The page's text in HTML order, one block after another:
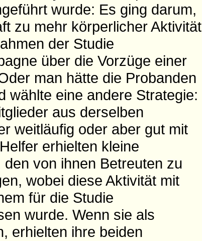
wurde: Es ging darum,
zu mehr körperlicher Aktivität
der Studie
über die Vorzüge einer
man hätte die Probanden
wählte eine andere Strategie:
aus derselben
weitläufig oder aber gut mit
erhielten kleine
von ihnen Betreuten zu
wobei diese Aktivität mit
für die Studie
wurde. Wenn sie als
erhielten ihre beiden